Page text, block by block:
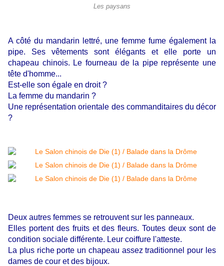
Les paysans
A côté du mandarin lettré, une femme fume également la
pipe. Ses vêtements sont élégants et elle porte un
chapeau chinois. Le fourneau de la pipe représente une
tête d'homme...
Est-elle son égale en droit ?
La femme du mandarin ?
Une représentation orientale des commanditaires du décor
?
Deux autres femmes se retrouvent sur les panneaux.
Elles portent des fruits et des fleurs. Toutes deux sont de
condition sociale différente. Leur coiffure l'atteste.
La plus riche porte un chapeau assez traditionnel pour les
dames de cour et des bijoux.